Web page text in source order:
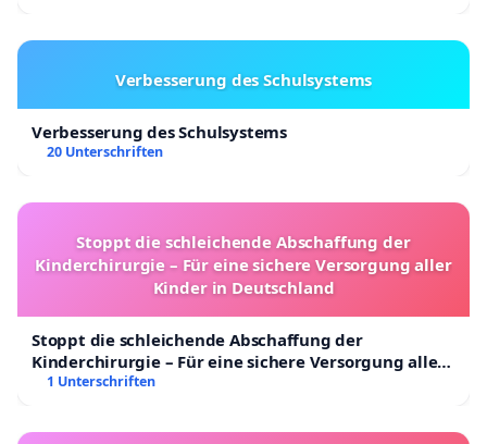
Verbesserung des Schulsystems
Verbesserung des Schulsystems
20 Unterschriften
Stoppt die schleichende Abschaffung der
Kinderchirurgie – Für eine sichere Versorgung aller
Kinder in Deutschland
Stoppt die schleichende Abschaffung der
Kinderchirurgie – Für eine sichere Versorgung aller
Kinder in Deutschland
1 Unterschriften